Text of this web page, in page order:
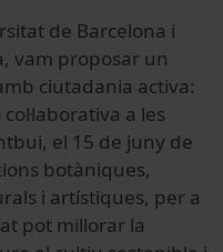
de Barcelona i
vam proposar un
ciutadania activa:
a les
el 15 de juny de
botàniques,
i artístiques, per a
pot millorar la